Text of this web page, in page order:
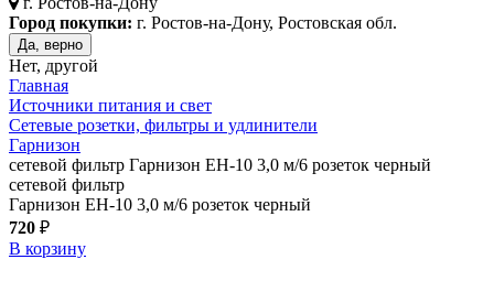
Город покупки: г. Ростов-на-Дону, Ростовская обл.
Да, верно
Нет, другой
Главная
Источники питания и свет
Сетевые розетки, фильтры и удлинители
Гарнизон
сетевой фильтр Гарнизон EH-10 3,0 м/6 розеток черный
сетевой фильтр
Гарнизон EH-10 3,0 м/6 розеток черный
720 ₽
В корзину